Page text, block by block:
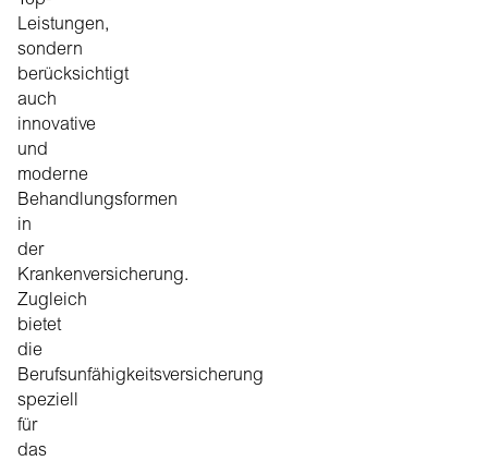
Leistungen,
sondern
berücksichtigt
auch
innovative
und
moderne
Behandlungsformen
in
der
Krankenversicherung.
Zugleich
bietet
die
Berufsunfähigkeitsversicherung
speziell
für
das